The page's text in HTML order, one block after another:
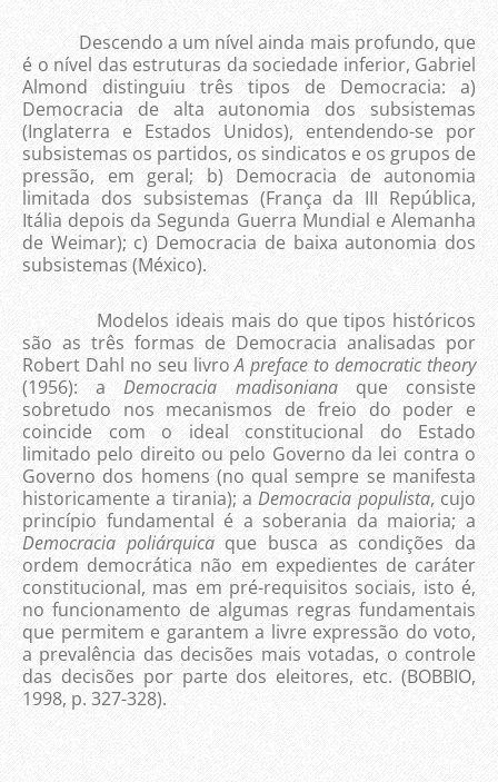
Descendo a um nível ainda mais profundo, que
é o nível das estruturas da sociedade inferior, Gabriel
Almond distinguiu três tipos de Democracia: a)
Democracia de alta autonomia dos subsistemas
(Inglaterra e Estados Unidos), entendendo-se por
subsistemas os partidos, os sindicatos e os grupos de
pressão, em geral; b) Democracia de autonomia
limitada dos subsistemas (França da III República,
Itália depois da Segunda Guerra Mundial e Alemanha
de Weimar); c) Democracia de baixa autonomia dos
subsistemas (México).
Modelos ideais mais do que tipos históricos
são as três formas de Democracia analisadas por
Robert Dahl no seu livroA preface to democratic theory
(1956): aDemocracia madisonianaque consiste
sobretudo nos mecanismos de freio do poder e
coincide com o ideal constitucional do Estado
limitado pelo direito ou pelo Governo da lei contra o
Governo dos homens (no qual sempre se manifesta
historicamente a tirania); aDemocracia populista, cujo
princípio fundamental é a soberania da maioria; a
Democracia poliárquicaque busca as condições da
ordem democrática não em expedientes de caráter
constitucional, mas em pré-requisitos sociais, isto é,
no funcionamento de algumas regras fundamentais
que permitem e garantem a livre expressão do voto,
a prevalência das decisões mais votadas, o controle
das decisões por parte dos eleitores, etc. (BOBBIO,
1998, p. 327-328).